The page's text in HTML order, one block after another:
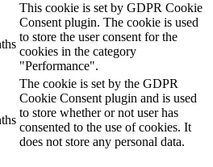
This cookie is set by GDPR Cookie
Consent plugin. The cookie is used
to store the user consent for the
cookies in the category
"Performance".
The cookie is set by the GDPR
Cookie Consent plugin and is used
to store whether or not user has
consented to the use of cookies. It
does not store any personal data.